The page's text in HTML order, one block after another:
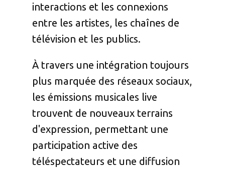
interactions et les connexions
entre les artistes, les chaînes de
télévision et les publics.
À travers une intégration toujours
plus marquée des réseaux sociaux,
les émissions musicales live
trouvent de nouveaux terrains
d'expression, permettant une
participation active des
téléspectateurs et une diffusion